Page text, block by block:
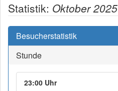
Statistik: Oktober 2025
Besucherstatistik
Stunde
23:00 Uhr